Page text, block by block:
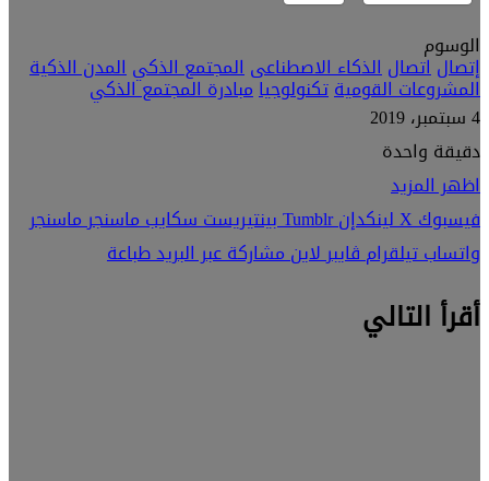
الوسوم
إتصالاتصالالذكاء الاصطناعىالمجتمع الذكيالمدن الذكية
المشروعات القوميةتكنولوجيامبادرة المجتمع الذكي
4 سبتمبر، 2019
دقيقة واحدة
اظهر المزيد
فيسبوك‫Xلينكدإن بينتيريستسكايبماسنجر ماسنجر
واتسابتيلقرامڤايبر لاينمشاركة عبر البريدطباعة
أقرأ التالي